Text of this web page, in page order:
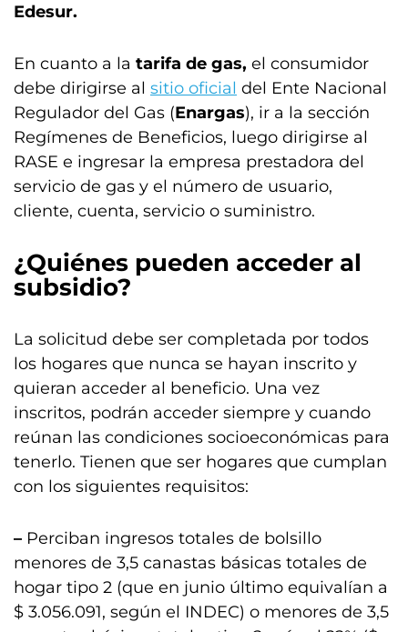
Edesur.
En cuanto a la tarifa de gas, el consumidor
debe dirigirse al sitio oficial del Ente Nacional
Regulador del Gas (Enargas), ir a la sección
Regímenes de Beneficios, luego dirigirse al
RASE e ingresar la empresa prestadora del
servicio de gas y el número de usuario,
cliente, cuenta, servicio o suministro.
¿Quiénes pueden acceder al
subsidio?
La solicitud debe ser completada por todos
los hogares que nunca se hayan inscrito y
quieran acceder al beneficio. Una vez
inscritos, podrán acceder siempre y cuando
reúnan las condiciones socioeconómicas para
tenerlo. Tienen que ser hogares que cumplan
con los siguientes requisitos:
– Perciban ingresos totales de bolsillo
menores de 3,5 canastas básicas totales de
hogar tipo 2 (que en junio último equivalían a
$ 3.056.091, según el INDEC) o menores de 3,5